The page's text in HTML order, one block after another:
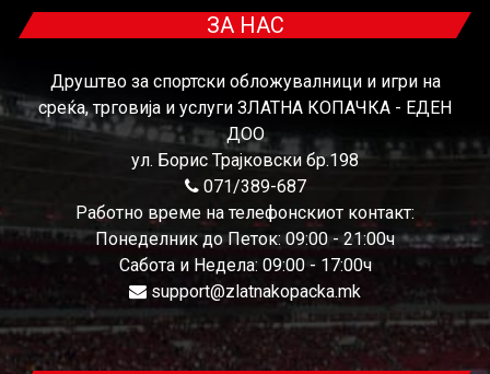
ЗА НАС
Друштво за спортски обложувалници и игри на
среќа, трговија и услуги ЗЛАТНА КОПАЧКА - ЕДЕН
ДОО
ул. Борис Трајковски бр.198
071/389-687
Работно време на телефонскиот контакт:
Понеделник до Петок: 09:00 - 21:00ч
Сабота и Недела: 09:00 - 17:00ч
support@zlatnakopacka.mk